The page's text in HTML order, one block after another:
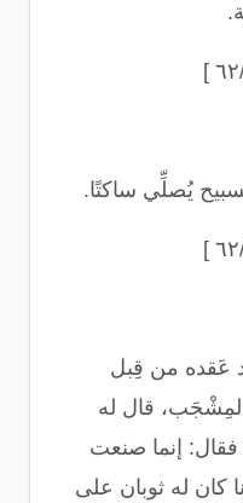
.
]
يُصلِّي ساكتًا.
]
عَقده من قِبل
قال له
إنما صنعت
كان له ثوبان على